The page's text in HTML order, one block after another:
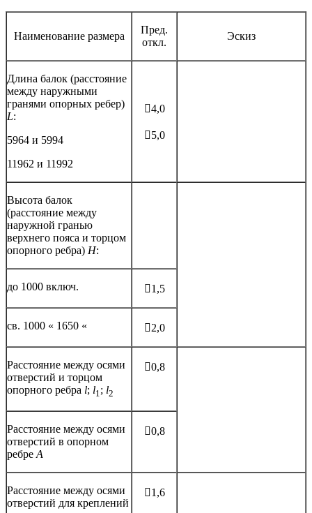
Наименование размера
Пред.
откл.
Эскиз
Длина балок (расстояние
между наружными
гранями опорных ребер)
L:
5964 и 5994
11962 и 11992
4,0
5,0
Высота балок
(расстояние между
наружной гранью
верхнего пояса и торцом
опорного ребра) Н:
до 1000 включ. 1,5
св. 1000 « 1650 « 2,0
Расстояние между осями
отверстий и торцом
опорного ребра l; l1; l2
0,8
Расстояние между осями
отверстий в опорном
ребре А
0,8
Расстояние между осями
отверстий для креплений
1,6